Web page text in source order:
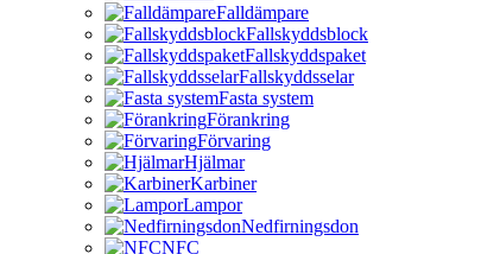
Falldämpare
Fallskyddsblock
Fallskyddspaket
Fallskyddsselar
Fasta system
Förankring
Förvaring
Hjälmar
Karbiner
Lampor
Nedfirningsdon
NFC